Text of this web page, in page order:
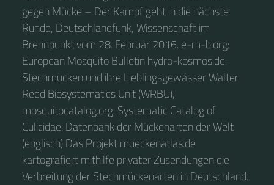
gegen Mücke – Der Kampf geht in die nächste
Runde, Deutschlandfunk, Wissenschaft im
Brennpunkt vom 28. Februar 2016. e-m-b.org:
European Mosquito Bulletin hydro-kosmos.de:
Stechmücken und ihre Lieblingsgewässer Walter
Reed Biosystematics Unit (WRBU),
mosquitocatalog.org: Systematic Catalog of
Culicidae. Datenbank der Mückenarten der Welt
(englisch) Das Projekt mueckenatlas.de
kartografiert mithilfe privater Zusendungen die
Verbreitung der Stechmückenarten in Deutschland.